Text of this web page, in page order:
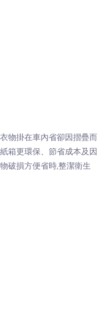
物掛在車內省卻因摺疊而
箱更環保、節省成本及因
破損方便省時,整潔衛生